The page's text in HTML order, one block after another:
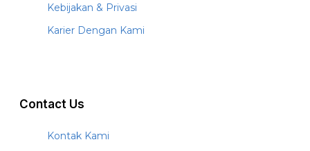
Kebijakan & Privasi
Karier Dengan Kami
Contact Us
Kontak Kami